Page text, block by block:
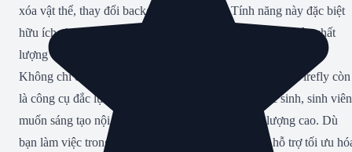
xóa vật thể, thay đổi background bằng AI. Tính năng này đặc biệt
hữu ích cho designer cần chỉnh sửa ảnh nhanh, giữ nguyên chất
lượng và không phá hủy ảnh gốc.
Không chỉ dành cho designer, marketer, agency, Adobe Firefly còn
là công cụ đắc lực cho doanh nghiệp, giáo viên, học sinh, sinh viên
muốn sáng tạo nội dung nhanh, hợp pháp và chất lượng cao. Dù
bạn làm việc trong lĩnh vực nào, Firefly đều có thể hỗ trợ tối ưu